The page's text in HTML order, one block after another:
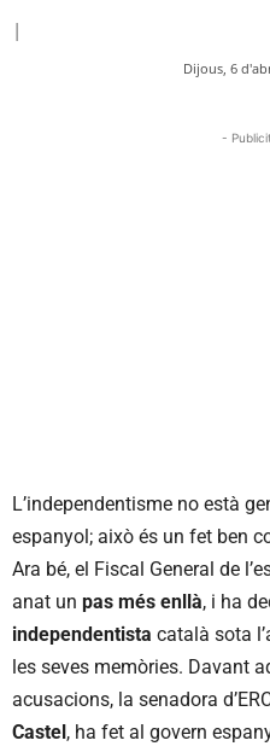
|
Dijous, 6
-
L’independentisme no està
espanyol; això és un fet ben
Ara bé, el Fiscal General de
anat un pas més enllà, i ha
independentista català sota
les seves memòries. Davant
acusacions, la senadora
Castel, ha fet al govern